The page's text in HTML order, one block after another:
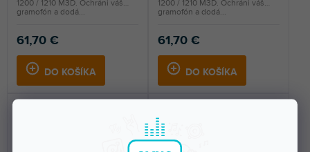
61,70 €
DO KOŠÍKA
1200 / 1210 M3D. Ochráni váš
gramofón a dodá...
61,70 €
DO KOŠÍKA
1200 / 1210 M3D. Ochráni váš
gramofón a dodá...